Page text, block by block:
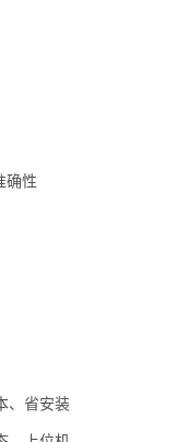
确性
、省安装